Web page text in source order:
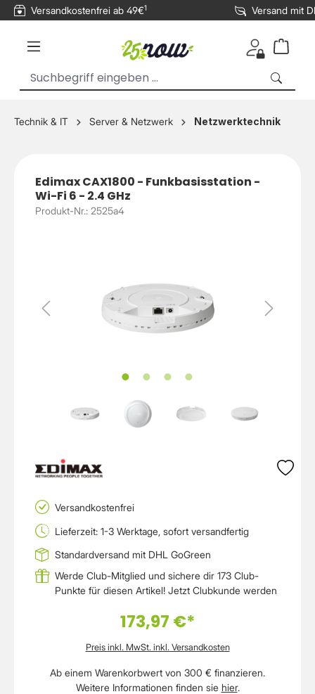
springen
Versandkostenfrei ab 49€1 Versand mit
Technik & IT Server & Netzwerk Netzwerktechnik
Edimax CAX1800 - Funkbasisstation -
Wi-Fi 6 - 2.4 GHz
Produkt-Nr.: 2525a4
Versandkostenfrei
Lieferzeit: 1-3 Werktage, sofort versandfertig
Standardversand mit DHL GoGreen
Werde Club-Mitglied und sichere dir 173 Club-
Punkte für diesen Artikel! Jetzt Clubkunde werden
173,97 €*
Preis inkl. MwSt. inkl. Versandkosten
Ab einem Warenkorbwert von 300 € finanzieren.
Weitere Informationen finden sie hier.